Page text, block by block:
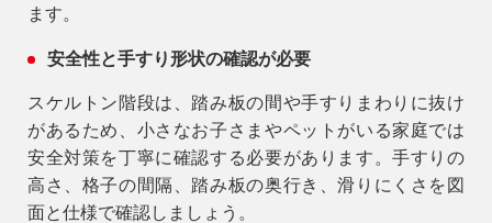
ます。
安全性と手すり形状の確認が必要
スケルトン階段は、踏み板の間や手すりまわりに抜け
があるため、小さなお子さまやペットがいる家庭では
安全対策を丁寧に確認する必要があります。手すりの
高さ、格子の間隔、踏み板の奥行き、滑りにくさを図
面と仕様で確認しましょう。